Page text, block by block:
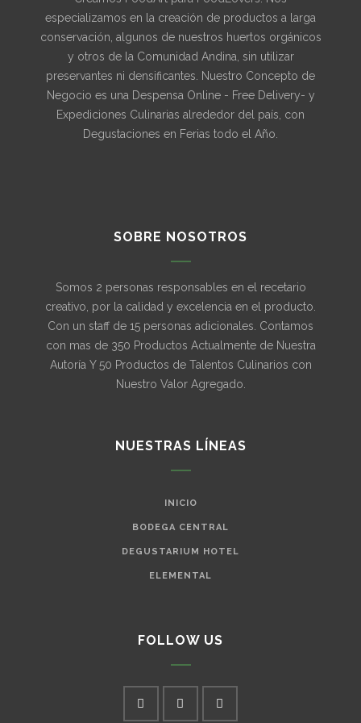
especializamos en la creación de productos a larga
conservación, algunos de nuestros huertos orgánicos
y otros de la Comunidad Andina, sin utilizar
preservantes ni densificantes. Nuestro Concepto de
Negocio es una Despensa Online - Free Delivery- y
Expediciones Culinarias alrededor del país, con
Degustaciones en Ferias todo el Año.
SOBRE NOSOTROS
Somos 2 personas responsables en el recetario
creativo, por la calidad y excelencia en el producto.
Con un staff de 15 personas adicionales. Contamos
con mas de 350 Productos Actualmente de Nuestra
Autoría Y 50 Productos de Talentos Culinarios con
Nuestro Valor Agregado.
NUESTRAS LÍNEAS
INICIO
BODEGA CENTRAL
DEGUSTARIUM HOTEL
ELEMENTAL
FOLLOW US